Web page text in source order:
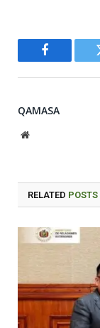
Facebook
QAMASA
Website
RELATED POSTS